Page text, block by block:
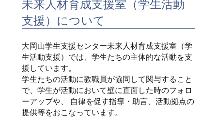
未来人材育成支援室（学生活動
支援）について
大岡山学生支援センター未来人材育成支援室（学
生活動支援）では、学生たちの主体的な活動を支
援しています。
学生たちの活動に教職員が協同して関与すること
で、学生が活動において壁に直面した時のフォロ
ーアップや、 自律を促す指導・助言、活動拠点の
提供等をおこなっています。